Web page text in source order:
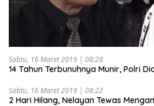
Sabtu, 16 Maret 2019 | 08:28
14 Tahun Terbunuhnya Munir, Polri
Sabtu, 16 Maret 2019 | 08:22
2 Hari Hilang, Nelayan Tewas